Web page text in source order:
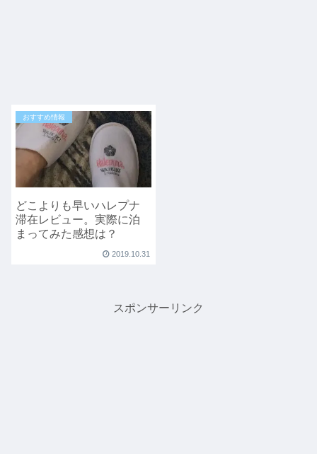
おすすめ情報
どこよりも早いハレプナ
滞在レビュー。実際に泊
まってみた感想は？
2019.10.31
スポンサーリンク